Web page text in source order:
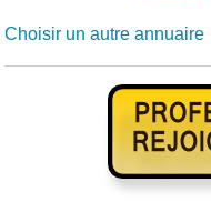
Choisir un autre annuaire